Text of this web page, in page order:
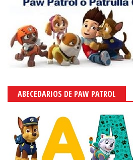
ABECEDARIOS DE PAW PATROL